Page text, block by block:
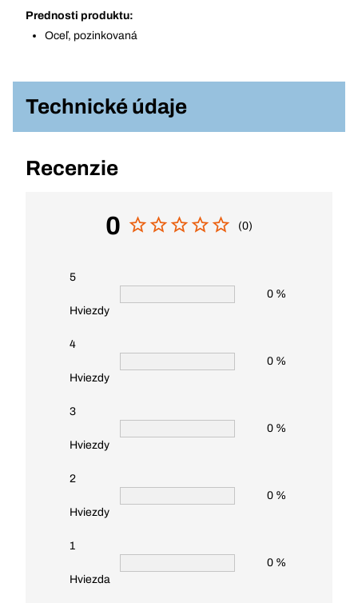
Prednosti produktu:
Oceľ, pozinkovaná
Technické údaje
Recenzie
0 (0)
5
Hviezdy
0 %
4
Hviezdy
0 %
3
Hviezdy
0 %
2
Hviezdy
0 %
1
Hviezda
0 %